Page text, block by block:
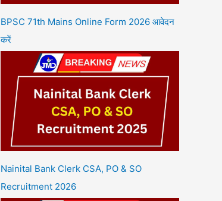
BPSC 71th Mains Online Form 2026 आवेदन
करें
Nainital Bank Clerk CSA, PO & SO
Recruitment 2026